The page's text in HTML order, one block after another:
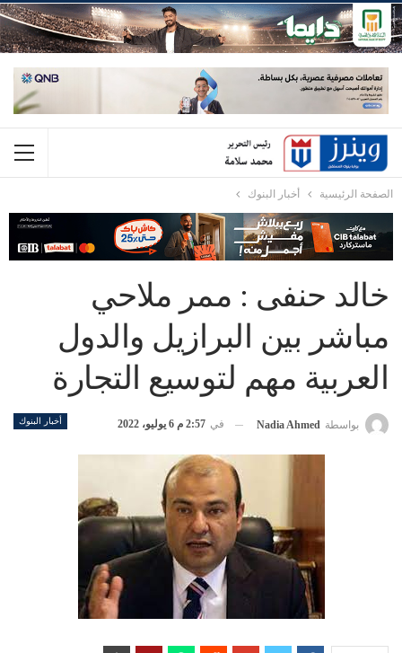
الصفحة الرئيسية أخبار البنوك
خالد حنفى : ممر ملاحي
مباشر بين البرازيل والدول
العربية مهم لتوسيع التجارة
أخبار البنوك بواسطة Nadia Ahmed في 2:57 م 6 يوليو، 2022